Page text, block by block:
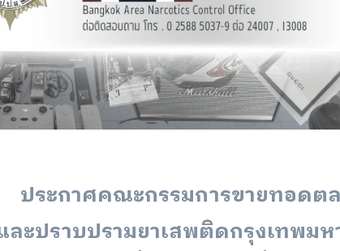
ประกาศคณะกรรมการขายทอดต
ะปราบปรามยาเสพติดกรุงเทพม